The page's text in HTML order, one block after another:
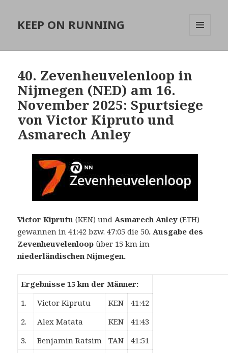
KEEP ON RUNNING
40. Zevenheuvelenloop in
Nijmegen (NED) am 16.
November 2025: Spurtsiege
von Victor Kipruto und
Asmarech Anley
Victor Kiprutu (KEN) undAsmarech Anley (ETH)
gewannen in 41:42 bzw. 47:05 die 50. Ausgabe des
Zevenheuvelenloop über 15 km im
niederländischen Nijmegen.
Ergebnisse 15 km der Männer:
1.
Victor Kiprutu KEN
41:42
2.
Alex Matata KEN
41:43
3.
Benjamin Ratsim TAN
41:51